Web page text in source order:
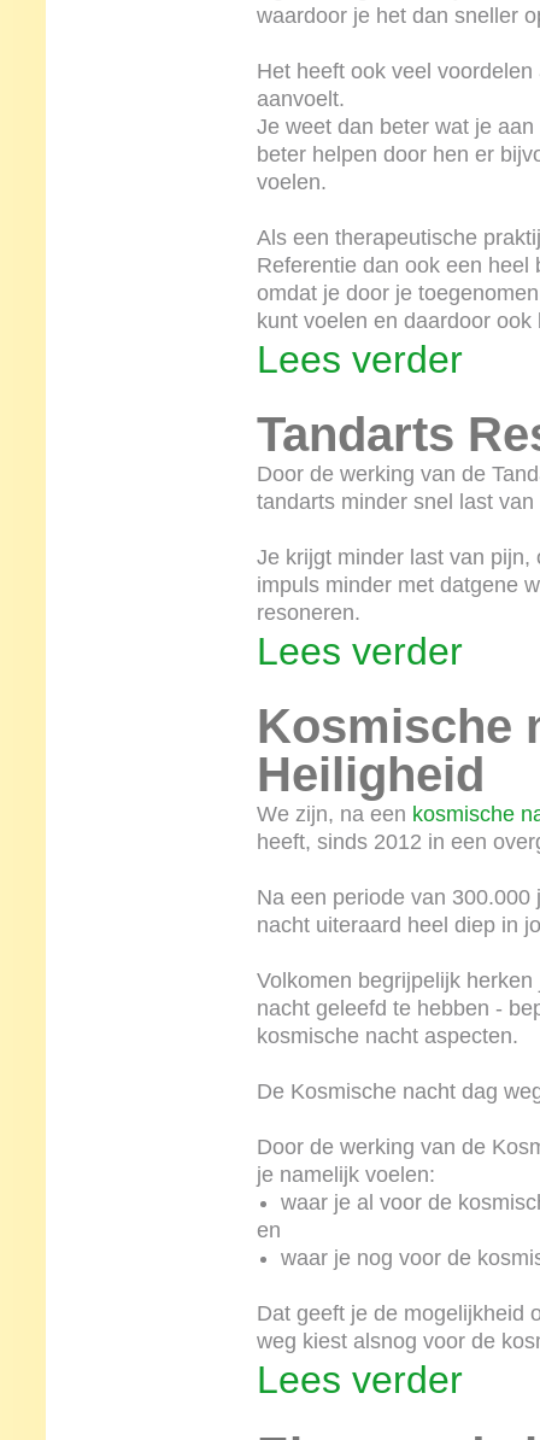
waardoor je het dan sneller
Het heeft ook veel
aanvoelt.
Je weet dan beter wat je
beter helpen door hen er
voelen.
Als een therapeutische
Referentie dan ook een
omdat je door je
kunt voelen en daardoor
Lees verder
Tandarts
Door de werking van de
tandarts minder snel last
Je krijgt minder last van pijn,
impuls minder met datgene
resoneren.
Lees verder
Kosmische
Heiligheid
We zijn, na een kosmische
heeft, sinds 2012 in een
Na een periode van
nacht uiteraard heel diep in
Volkomen begrijpelijk
nacht geleefd te hebben -
kosmische nacht aspecten.
De Kosmische nacht dag
Door de werking van de
je namelijk voelen:
waar je al voor de
en
waar je nog voor de
Dat geeft je de mogelijkheid
weg kiest alsnog voor de
Lees verder